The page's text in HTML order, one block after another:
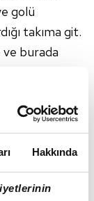
Hakkında
golü
takıma git.
burada
dediği